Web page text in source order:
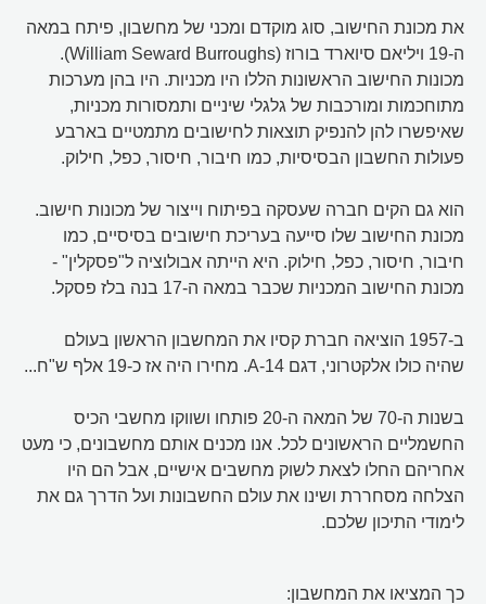
את מכונת החישוב, סוג מוקדם ומכני של מחשבון, פיתח במאה
ה-19 ויליאם סיוארד בורוז (William Seward Burroughs).
מכונות החישוב הראשונות הללו היו מכניות. היו בהן מערכות
מתוחכמות ומורכבות של גלגלי שיניים ותמסורות מכניות,
שאיפשרו להן להנפיק תוצאות לחישובים מתמטיים בארבע
פעולות החשבון הבסיסיות, כמו חיבור, חיסור, כפל, חילוק.
הוא גם הקים חברה שעסקה בפיתוח וייצור של מכונות חישוב.
מכונת החישוב שלו סייעה בעריכת חישובים בסיסיים, כמו
חיבור, חיסור, כפל, חילוק. היא הייתה אבולוציה ל"פסקלין" -
מכונת החישוב המכניות שכבר במאה ה-17 בנה בלז פסקל.
ב-1957 הוציאה חברת קסיו את המחשבון הראשון בעולם
שהיה כולו אלקטרוני, דגם 14-A. מחירו היה אז כ-19 אלף ש"ח...
בשנות ה-70 של המאה ה-20 פותחו ושווקו מחשבי הכיס
החשמליים הראשונים לכל. אנו מכנים אותם מחשבונים, כי מעט
אחריהם החלו לצאת לשוק מחשבים אישיים, אבל הם היו
הצלחה מסחררת ושינו את עולם החשבונות ועל הדרך גם את
לימודי התיכון שלכם.
כך המציאו את המחשבון: